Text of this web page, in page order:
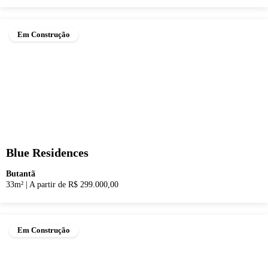
Em Construção
Blue Residences
Butantã
33m²
A partir de R$ 299.000,00
Em Construção